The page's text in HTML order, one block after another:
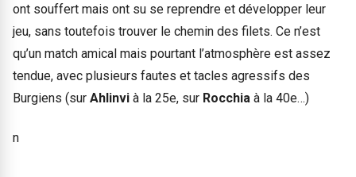
ont souffert mais ont su se reprendre et développer leur
jeu, sans toutefois trouver le chemin des filets. Ce n’est
qu’un match amical mais pourtant l’atmosphère est assez
tendue, avec plusieurs fautes et tacles agressifs des
Burgiens (sur Ahlinvi à la 25e, sur Rocchia à la 40e…)
n